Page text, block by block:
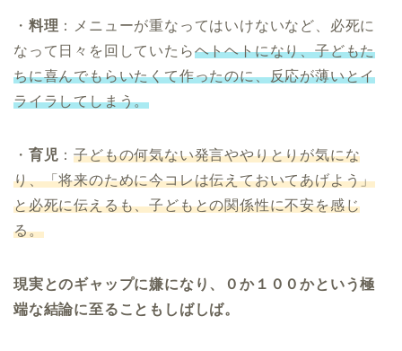
・ 料理 ：メニューが重なってはいけないなど、必死に
なって日々を回していたらヘトヘトになり、子どもた
ちに喜んでもらいたくて作ったのに、反応が薄いとイ
ライラしてしまう。
・ 育児 ：子どもの何気ない発言ややりとりが気にな
り、「将来のために今コレは伝えておいてあげよう」
と必死に伝えるも、子どもとの関係性に不安を感じ
る。
現実とのギャップに嫌になり、０か１００かという極
端な結論に至ることもしばしば。